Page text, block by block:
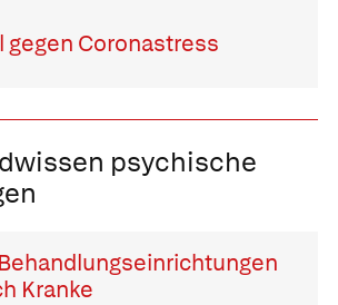
gegen Coronastress
psychische
Kranke